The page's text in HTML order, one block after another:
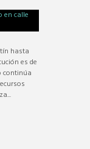
hasta
es de
continúa